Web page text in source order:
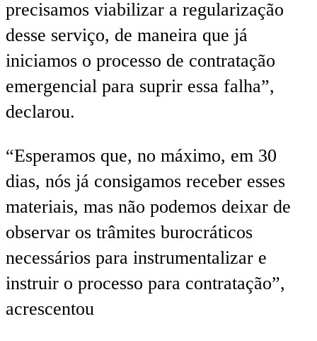
precisamos viabilizar a regularização
desse serviço, de maneira que já
iniciamos o processo de contratação
emergencial para suprir essa falha”,
declarou.
“Esperamos que, no máximo, em 30
dias, nós já consigamos receber esses
materiais, mas não podemos deixar de
observar os trâmites burocráticos
necessários para instrumentalizar e
instruir o processo para contratação”,
acrescentou